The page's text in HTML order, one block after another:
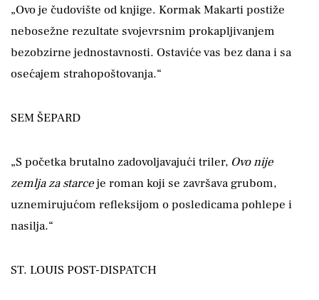
„Ovo je čudovište od knjige. Kormak Makarti postiže
nebosežne rezultate svojevrsnim prokapljivanjem
bezobzirne jednostavnosti. Ostaviće vas bez dana i sa
osećajem strahopoštovanja.“
SEM ŠEPARD
„S početka brutalno zadovoljavajući triler, Ovo nije
zemlja za starceje roman koji se završava grubom,
uznemirujućom refleksijom o posledicama pohlepe i
nasilja.“
ST. LOUIS POST-DISPATCH